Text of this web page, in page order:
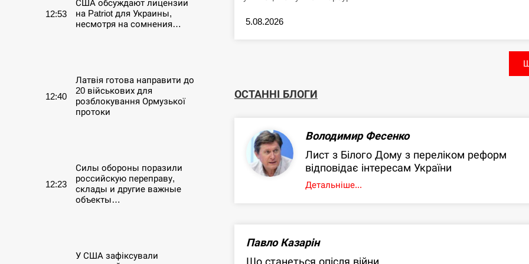
12:53
США обсуждают лицензии
на Patriot для Украины,
несмотря на сомнения…
12:40
Латвія готова направити до
20 військових для
розблокування Ормузької
протоки
12:23
Силы обороны поразили
российскую переправу,
склады и другие важные
объекты…
У США зафіксували
5.08.2026
ОСТАННІ БЛОГИ
Володимир Фесенко
Лист з Білого Дому з переліком реформ
відповідає інтересам України
Детальніше...
Павло Казарін
Що станеться опісля війни